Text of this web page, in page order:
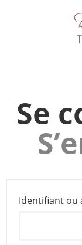
Se
Identifiant ou